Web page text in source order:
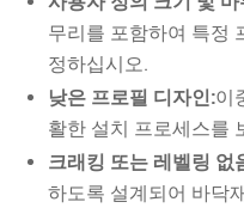
무리를 포함하여 특정
정하십시오.
낮은 프로필 디자인:이
활한 설치 프로세스를
크래킹 또는 레벨링 없
하도록 설계되어 바닥